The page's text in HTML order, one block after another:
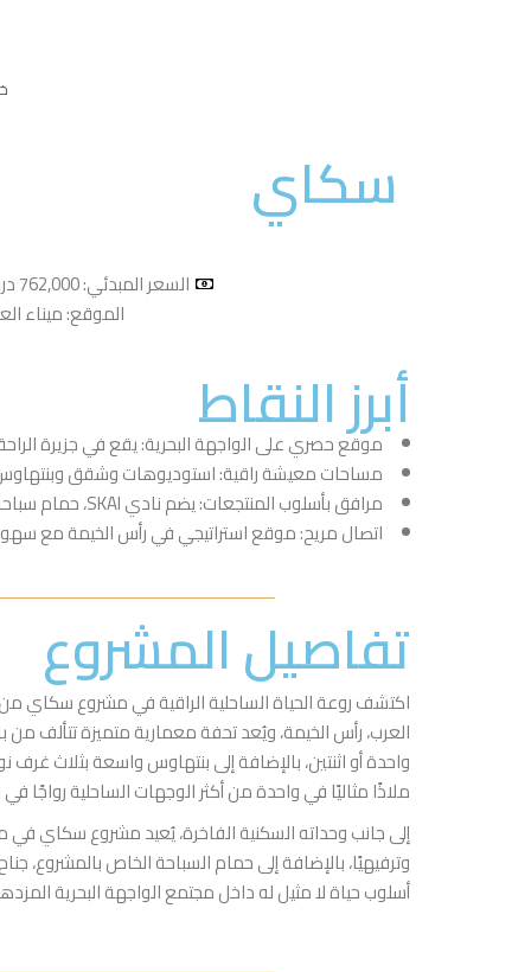
سكاي
السعر المبدئي: 762,000 درهم إماراتي.
الموقع: ميناء
أبرز النقاط
موقع حصري على الواجهة البحرية: يقع في جزيرة الراحة
مساحات معيشة راقية: استوديوهات وشقق
مرافق بأسلوب المنتجعات: يضم نادي SKAI، حمام سباحة، جناح يوغا، صالة رياضية في الهواء الطلق، ومنطقة لعب للأطفال لتجربة حياة متكاملة.
اتصال مريح: موقع استراتيجي في رأس الخيمة مع
تفاصيل المشروع
اكتشف روعة الحياة الساحلية الراقية في مشروع سكاي من
واحدة أو اثنتين، بالإضافة إلى بنتهاوس واسعة بثلاث
ملاذًا مثاليًا في واحدة من أكثر الوجهات الساحلية رواجًا في
إلى جانب وحداته السكنية الفاخرة، يُعيد مشروع سكاي في
وترفيهيًا، بالإضافة إلى حمام السباحة الخاص بالمشروع،
أسلوب حياة لا مثيل له داخل مجتمع الواجهة البحرية